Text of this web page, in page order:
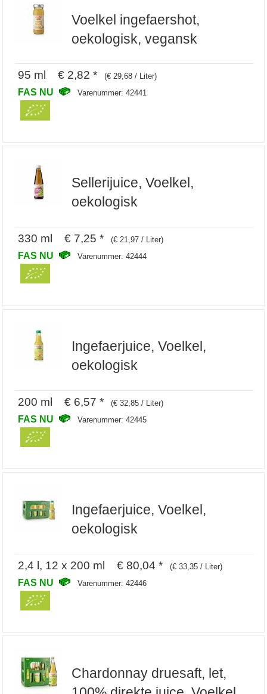
Voelkel ingefaershot,
oekologisk, vegansk
95 ml € 2,82 * (€ 29,68 / Liter)
FAS NU Varenummer: 42441
Sellerijuice, Voelkel,
oekologisk
330 ml € 7,25 * (€ 21,97 / Liter)
FAS NU Varenummer: 42444
Ingefaerjuice, Voelkel,
oekologisk
200 ml € 6,57 * (€ 32,85 / Liter)
FAS NU Varenummer: 42445
Ingefaerjuice, Voelkel,
oekologisk
2,4 l, 12 x 200 ml € 80,04 * (€ 33,35 / Liter)
FAS NU Varenummer: 42446
Chardonnay druesaft, let,